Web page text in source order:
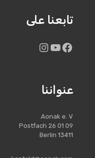
تابعنا على
Facebook
YouTube
Instagram
عنواننا
Aonak e. V.
Postfach 26 01 09
13411 Berlin